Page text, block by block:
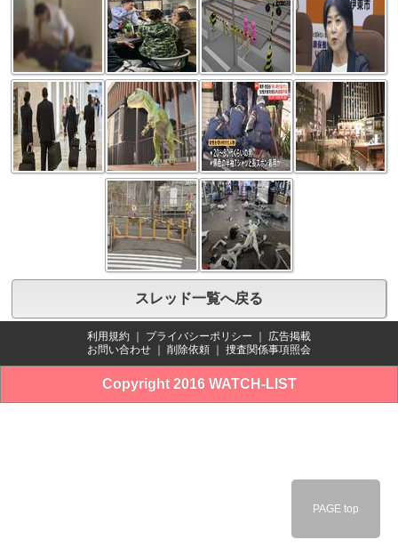
スレッド一覧へ戻る
利用規約 プライバシーポリシー
広告掲載
お問い合わせ
削除依頼 捜査関係事項照会
Copyright 2016 WATCH-LIST
PAGE top